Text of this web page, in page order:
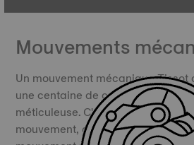
Mouvements
Un mouvement mécanique Tissot
une centaine de composants
méticuleuse. C'est le balancier,
mouvement, qui garantit sa